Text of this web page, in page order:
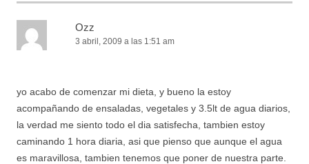
Ozz
3 abril, 2009 a las 1:51 am
yo acabo de comenzar mi dieta, y bueno la estoy
acompañando de ensaladas, vegetales y 3.5lt de agua diarios,
la verdad me siento todo el dia satisfecha, tambien estoy
caminando 1 hora diaria, asi que pienso que aunque el agua
es maravillosa, tambien tenemos que poner de nuestra parte.